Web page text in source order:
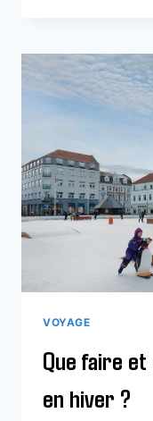
À
VOYAGE
Que faire et
en hiver ?